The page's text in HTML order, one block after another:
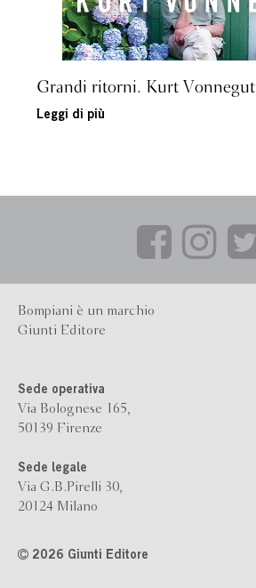
Grandi ritorni. Kurt Vonnegut
Leggi di più
Bompiani è un marchio
Giunti Editore
Sede operativa
Via Bolognese 165,
50139 Firenze
Sede legale
Via G.B.Pirelli 30,
20124 Milano
2026 Giunti Editore